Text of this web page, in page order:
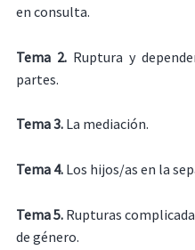
en consulta.
Tema 2.Ruptura y
partes.
Tema 3. La mediación.
Tema 4. Los hijos/as en la
Tema 5.Rupturas
de género.